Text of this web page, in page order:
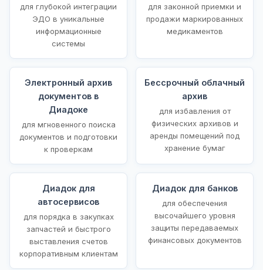
для глубокой интеграции
ЭДО в уникальные
информационные
системы
для законной приемки и
продажи маркированных
медикаментов
Электронный архив
документов в
Диадоке
для мгновенного поиска
документов и подготовки
к проверкам
Бессрочный облачный
архив
для избавления от
физических архивов и
аренды помещений под
хранение бумаг
Диадок для
автосервисов
для порядка в закупках
запчастей и быстрого
выставления счетов
корпоративным клиентам
Диадок для банков
для обеспечения
высочайшего уровня
защиты передаваемых
финансовых документов